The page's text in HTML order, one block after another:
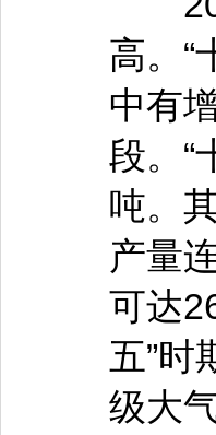
高。“
中有
段。“
吨。
产量
可达
五”时
级大